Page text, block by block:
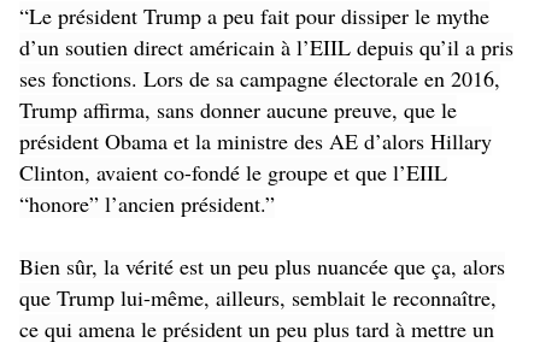
“Le président Trump a peu fait pour dissiper le mythe
d’un soutien direct américain à l’EIIL depuis qu’il a pris
ses fonctions. Lors de sa campagne électorale en 2016,
Trump affirma, sans donner aucune preuve, que le
président Obama et la ministre des AE d’alors Hillary
Clinton, avaient co-fondé le groupe et que l’EIIL
“honore” l’ancien président.”
Bien sûr, la vérité est un peu plus nuancée que ça, alors
que Trump lui-même, ailleurs, semblait le reconnaître,
ce qui amena le président un peu plus tard à mettre un